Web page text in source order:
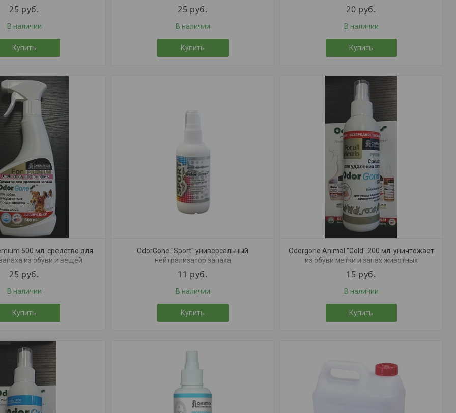
25 руб.
В наличии
Купить
25 руб.
В наличии
Купить
20 руб.
В наличии
Купить
500 мл. средство для
из обуви и вещей.
25 руб.
В наличии
Купить
OdorGone "Sport" универсальный
нейтрализатор запаха
11 руб.
В наличии
Купить
Odorgone Animal "Gold" 200 мл. уничтожает
из обуви метки и запах животных
15 руб.
В наличии
Купить